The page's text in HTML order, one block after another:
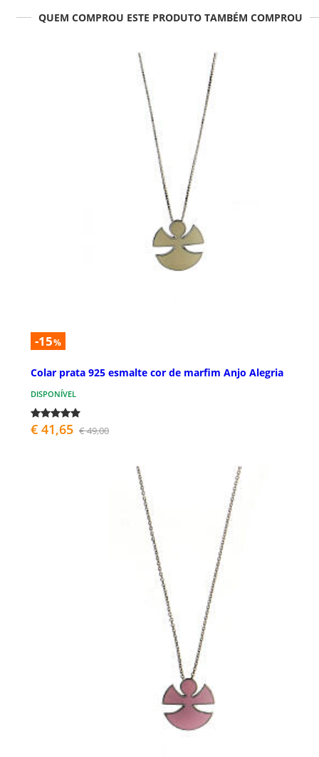
QUEM COMPROU ESTE PRODUTO TAMBÉM COMPROU
-15%
Colar prata 925 esmalte cor de marfim Anjo Alegria
DISPONÍVEL
€ 41,65 € 49,00